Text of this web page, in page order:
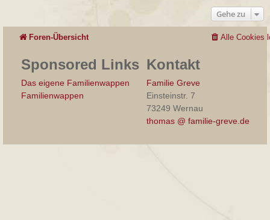
Gehe zu
Foren-Übersicht Alle Cookies
Sponsored Links
Das eigene Familienwappen
Familienwappen
Kontakt
Familie Greve
Einsteinstr. 7
73249 Wernau
thomas @ familie-greve.de